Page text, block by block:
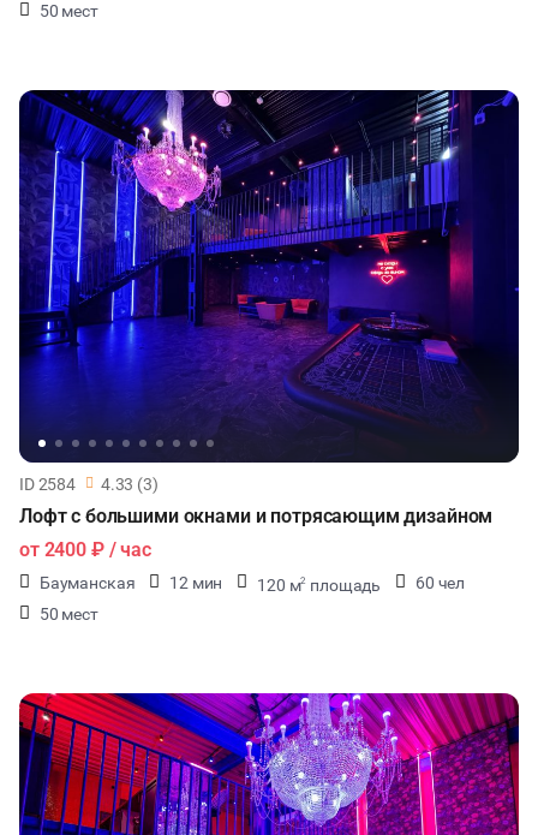
50 мест
ID 2584 4.33 (3)
Лофт с большими окнами и потрясающим дизайном
от 2400 ₽/ час
Бауманская 12 мин 120 м2 площадь
60 чел
50 мест